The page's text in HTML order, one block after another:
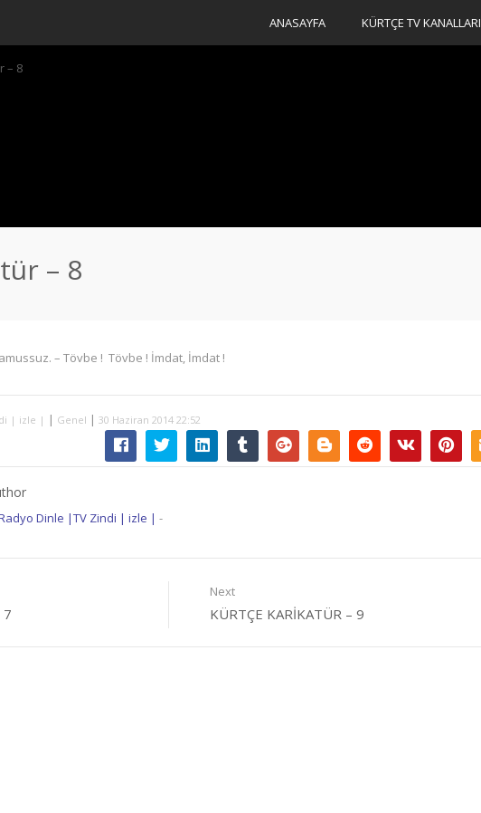
ANASAYFA KÜRTÇE TV KANALLARI
– 8
– 8
– Tövbe ! Tövbe ! İmdat, İmdat !
| izle | | Genel | 30 Haziran 2014 22:52
Dinle |TV Zindi | izle | -
7
Next
KÜRTÇE KARIKATÜR – 9